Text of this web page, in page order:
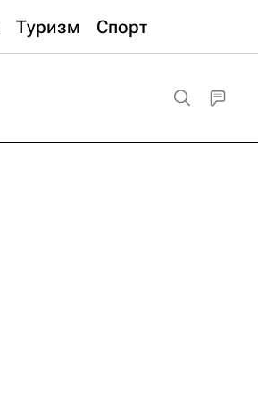
Туризм Спорт